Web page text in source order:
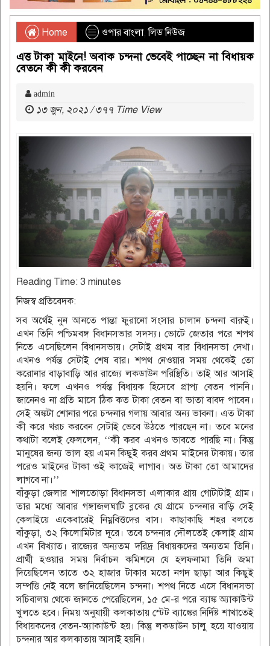
Home ওপার বাংলা,লিড নিউজ
এত্ত টাকা মাইনে! অবাক চন্দনা ভেবেই পাচ্ছেন না বিধায়ক
বেতনে কী কী করবেন
admin
১৩ জুন, ২০২১ / ৩৭৭ Time View
Reading Time: 3 minutes
নিজস্ব প্রতিবেদক:
সব অর্থেই নুন আনতে পান্তা ফুরানো সংসার চালান চন্দনা বারুই।
এখন তিনি পশ্চিমবঙ্গ বিধানসভার সদস্য। ভোটে জেতার পরে শপথ
নিতে এসেছিলেন বিধানসভায়। সেটাই প্রথম বার বিধানসভা দেখা।
এখনও পর্যন্ত সেটাই শেষ বার। শপথ নেওয়ার সময় থেকেই তো
করোনার বাড়াবাড়ি আর রাজ্যে লকডাউন পরিস্থিতি। তাই আর আসাই
হয়নি। ফলে এখনও পর্যন্ত বিধায়ক হিসেবে প্রাপ্য বেতন পাননি।
জানেনও না প্রতি মাসে ঠিক কত টাকা বেতন বা ভাতা বাবদ পাবেন।
সেই অঙ্কটা শোনার পরে চন্দনার গলায় আবার অন্য ভাবনা। এত টাকা
কী করে খরচ করবেন সেটাই ভেবে উঠতে পারছেন না। তবে মনের
কথাটা বলেই ফেললেন, ‘‘কী করব এখনও ভাবতে পারছি না। কিন্তু
মানুষের জন্য ভাল হয় এমন কিছুই করব প্রথম মাইনের টাকায়। তার
পরেও মাইনের টাকা ওই কাজেই লাগাব। অত টাকা তো আমাদের
লাগবে না।’’
বাঁকুড়া জেলার শালতোড়া বিধানসভা এলাকার প্রায় গোটাটাই গ্রাম।
তার মধ্যে আবার গঙ্গাজলঘাটি ব্লকের যে গ্রামে চন্দনার বাড়ি সেই
কেলাইয়ে একেবারেই নিম্নবিত্তদের বাস। কাছাকাছি শহর বলতে
বাঁকুড়া, ৩২ কিলোমিটার দূরে। তবে চন্দনার দৌলতেই কেলাই গ্রাম
এখন বিখ্যাত। রাজ্যের অন্যতম দরিদ্র বিধায়কদের অন্যতম তিনি।
প্রার্থী হওয়ার সময় নির্বাচন কমিশনে যে হলফনামা তিনি জমা
দিয়েছিলেন তাতে ৩২ হাজার টাকার মতো নগদ ছাড়া আর কিছুই
সম্পত্তি নেই বলে জানিয়েছিলেন চন্দনা। শপথ নিতে এসে বিধানসভা
সচিবালয় থেকে জানতে পেরেছিলেন, ১৫ মে-র পরে ব্যাঙ্ক অ্যাকাউন্ট
খুলতে হবে। নিময় অনুযায়ী কলকাতায় স্টেট ব্যাঙ্কের নির্দিষ্ট শাখাতেই
বিধায়কদের বেতন-অ্যাকাউন্ট হয়। কিন্তু লকডাউন চালু হয়ে যাওয়ায়
চন্দনার আর কলকাতায় আসাই হয়নি।